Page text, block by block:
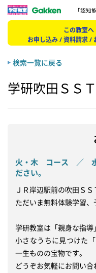
「認知
この教室へ
お申し込み / 資料請求 /
検索一覧に戻る
学研吹田ＳＳ
火・木 コース ／ 水
ださい。
ＪＲ岸辺駅前の吹田ＳＳ
ただいま無料体験学習
学研教室は「親身な指導
小さなうちに見つけた
一生ものの宝物です。
どうぞお気軽にお問い合